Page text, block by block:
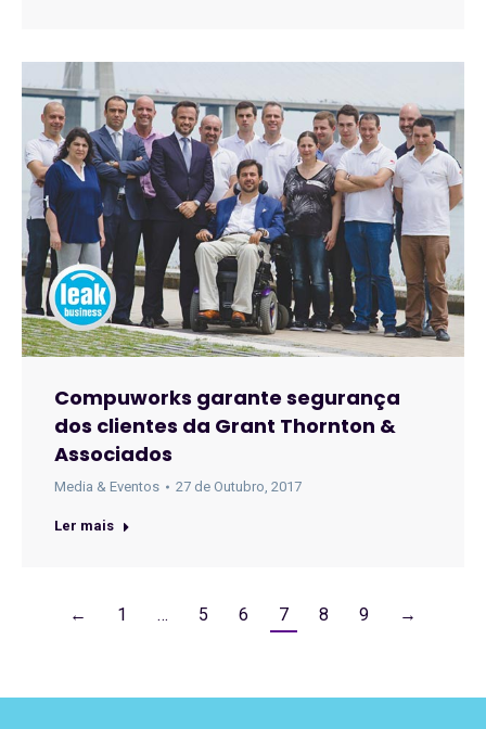
Compuworks garante segurança
dos clientes da Grant Thornton &
Associados
Media & Eventos 27 de Outubro, 2017
Ler mais
← 1 … 5 6 7 8 9 →